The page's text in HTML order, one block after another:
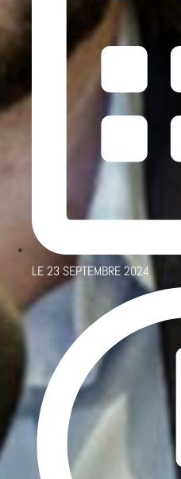
LE23 SEPTEMBRE 2024